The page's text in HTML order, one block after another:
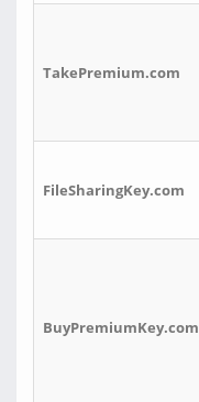
TakePremium.com
FileSharingKey.com
BuyPremiumKey.com